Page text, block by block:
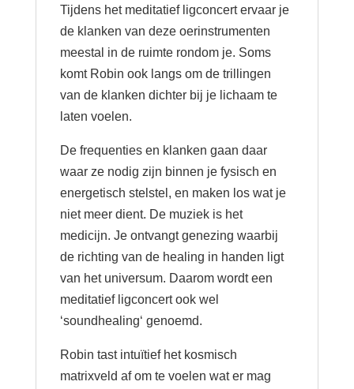
Tijdens het meditatief ligconcert ervaar je
de klanken van deze oerinstrumenten
meestal in de ruimte rondom je. Soms
komt Robin ook langs om de trillingen
van de klanken dichter bij je lichaam te
laten voelen.
De frequenties en klanken gaan daar
waar ze nodig zijn binnen je fysisch en
energetisch stelstel, en maken los wat je
niet meer dient. De muziek is het
medicijn. Je ontvangt genezing waarbij
de richting van de healing in handen ligt
van het universum. Daarom wordt een
meditatief ligconcert ook wel
‘soundhealing‘ genoemd.
Robin tast intuïtief het kosmisch
matrixveld af om te voelen wat er mag